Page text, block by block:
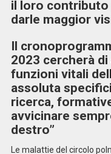
il loro contributo
darle maggior
Il
2023 cercherà
funzioni vitali
assoluta
ricerca,
avvicinare
destro”
Le malattie del circolo